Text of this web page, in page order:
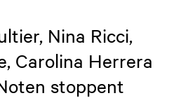
Nina Ricci,
Carolina Herrera
stoppent